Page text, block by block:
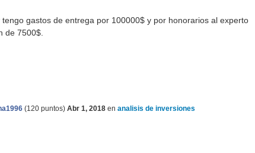
gastos de entrega por 100000$ y por honorarios al experto
de 7500$.
(120 puntos) Abr 1, 2018 en analisis de inversiones